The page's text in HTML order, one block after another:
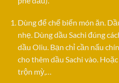
Dùng để chế biến món ăn.
nhẹ. Dùng dầu Sachi đúng
dầu Oliu. Bạn chỉ cần nấu
cho thêm dầu Sachi vào.
trộn mỳ,…